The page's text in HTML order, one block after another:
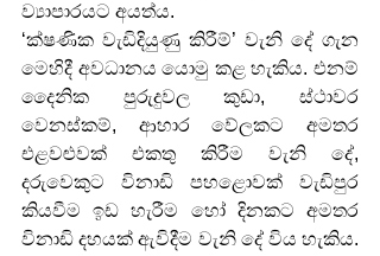
ව්‍යාපාරයට අයත්ය.
‘ක්ෂණික වැඩිදියුණු කිරීම්’ වැනි දේ ගැන
මෙහිදී අවධානය යොමු කළ හැකිය. එනම්
දෛනික පුරුදුවල කුඩා, ස්ථාවර
වෙනස්කම්, ආහාර වේලකට අමතර
එළවළුවක් එකතු කිරීම වැනි දේ,
දරුවෙකුට විනාඩි පහළොවක් වැඩිපුර
කියවීම ඉඩ හැරීම හෝ දිනකට අමතර
විනාඩි දහයක් ඇවිදීම වැනි දේ විය හැකිය.